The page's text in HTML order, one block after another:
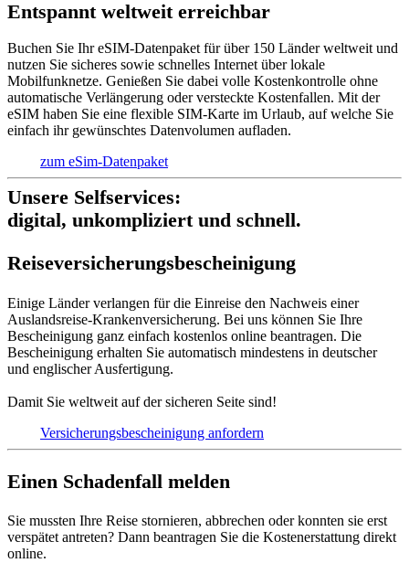
Entspannt weltweit erreichbar
Buchen Sie Ihr eSIM-Datenpaket für über 150 Länder weltweit und
nutzen Sie sicheres sowie schnelles Internet über lokale
Mobilfunknetze. Genießen Sie dabei volle Kostenkontrolle ohne
automatische Verlängerung oder versteckte Kostenfallen. Mit der
eSIM haben Sie eine flexible SIM-Karte im Urlaub, auf welche Sie
einfach ihr gewünschtes Datenvolumen aufladen.
zum eSim-Datenpaket
Unsere Selfservices:
digital, unkompliziert und schnell.
Reise­versich­erungs­beschei­nigung
Einige Länder verlangen für die Einreise den Nachweis einer
Auslandsreise-Krankenversicherung. Bei uns können Sie Ihre
Bescheinigung ganz einfach kostenlos online beantragen. Die
Bescheinigung erhalten Sie automatisch mindestens in deutscher
und englischer Ausfertigung.
Damit Sie weltweit auf der sicheren Seite sind!
Versicherungs­bescheinigung anfordern
Einen Schadenfall melden
Sie mussten Ihre Reise stornieren, abbrechen oder konnten sie erst
verspätet antreten? Dann beantragen Sie die Kostenerstattung direkt
online.